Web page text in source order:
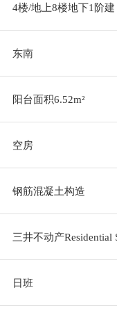
4楼/地上8楼地下1阶建
东南
阳台面积6.52m²
空房
钢筋混凝土构造
三井不动产Residential
日班